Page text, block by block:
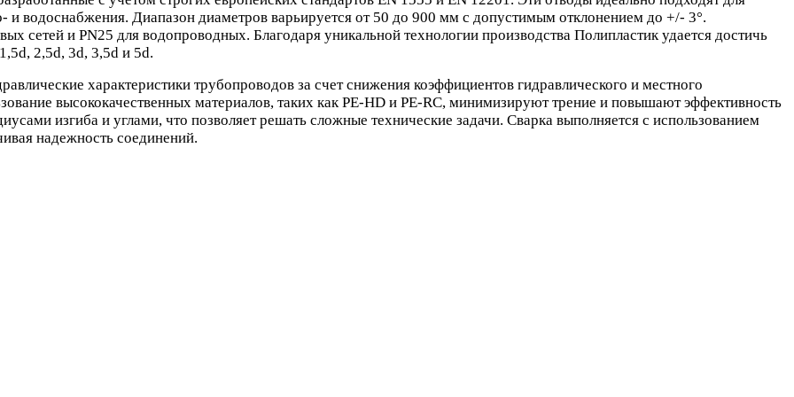
и водоснабжения. Диапазон диаметров варьируется от 50 до 900 мм с допустимым отклонением до +/- 3°.
сетей и PN25 для водопроводных. Благодаря уникальной технологии производства Полипластик удается достичь
2,5d, 3d, 3,5d и 5d.
характеристики трубопроводов за счет снижения коэффициентов гидравлического и местного
высококачественных материалов, таких как PE-HD и PE-RC, минимизируют трение и повышают эффективность
изгиба и углами, что позволяет решать сложные технические задачи. Сварка выполняется с использованием
надежность соединений.